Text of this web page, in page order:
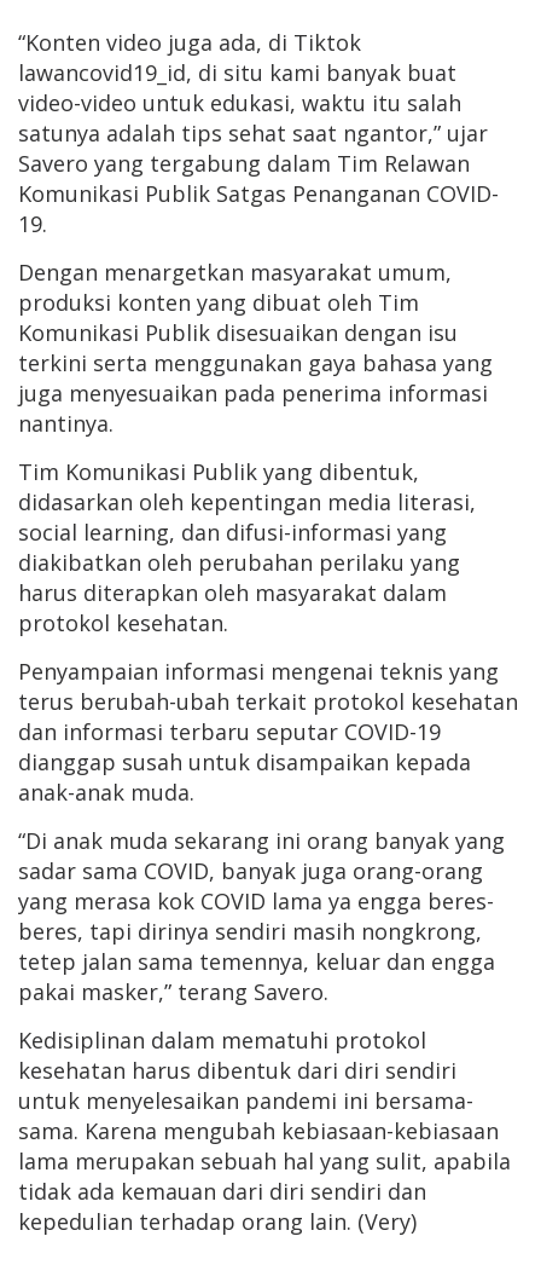
“Konten video juga ada, di Tiktok
lawancovid19_id, di situ kami banyak buat
video-video untuk edukasi, waktu itu salah
satunya adalah tips sehat saat ngantor,” ujar
Savero yang tergabung dalam Tim Relawan
Komunikasi Publik Satgas Penanganan COVID-
19.
Dengan menargetkan masyarakat umum,
produksi konten yang dibuat oleh Tim
Komunikasi Publik disesuaikan dengan isu
terkini serta menggunakan gaya bahasa yang
juga menyesuaikan pada penerima informasi
nantinya.
Tim Komunikasi Publik yang dibentuk,
didasarkan oleh kepentingan media literasi,
social learning, dan difusi-informasi yang
diakibatkan oleh perubahan perilaku yang
harus diterapkan oleh masyarakat dalam
protokol kesehatan.
Penyampaian informasi mengenai teknis yang
terus berubah-ubah terkait protokol kesehatan
dan informasi terbaru seputar COVID-19
dianggap susah untuk disampaikan kepada
anak-anak muda.
“Di anak muda sekarang ini orang banyak yang
sadar sama COVID, banyak juga orang-orang
yang merasa kok COVID lama ya engga beres-
beres, tapi dirinya sendiri masih nongkrong,
tetep jalan sama temennya, keluar dan engga
pakai masker,” terang Savero.
Kedisiplinan dalam mematuhi protokol
kesehatan harus dibentuk dari diri sendiri
untuk menyelesaikan pandemi ini bersama-
sama. Karena mengubah kebiasaan-kebiasaan
lama merupakan sebuah hal yang sulit, apabila
tidak ada kemauan dari diri sendiri dan
kepedulian terhadap orang lain. (Very)